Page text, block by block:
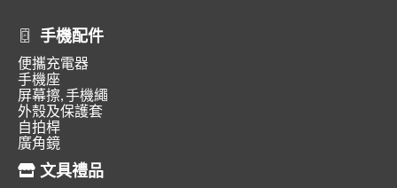
手機配件
便攜充電器
手機座
屏幕擦, 手機繩
外殼及保護套
自拍桿
廣角鏡
文具禮品